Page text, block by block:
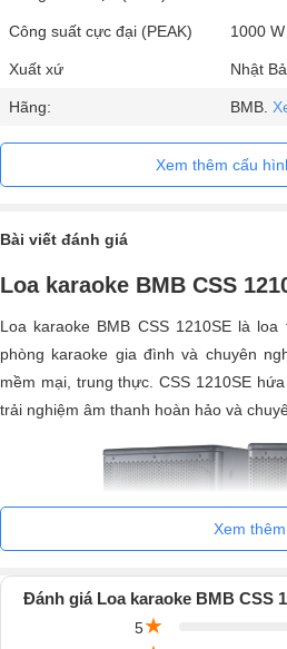
Công suất cực đại (PEAK) 1000 W
Xuất xứ Nhật
Hãng: BMB.
Xem thêm cấu
Bài viết đánh giá
Loa karaoke BMB CSS
Loa karaoke BMB CSS 1210SE là
phòng karaoke gia đình và chuyên
mềm mại, trung thực. CSS 1210SE
trải nghiệm âm thanh hoàn hảo và
Xem thêm
Đánh giá Loa karaoke BMB CSS
5★